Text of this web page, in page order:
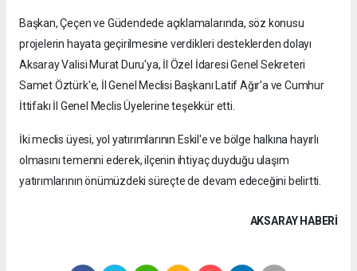
Başkan, Çeçen ve Güdendede açıklamalarında, söz konusu
projelerin hayata geçirilmesine verdikleri desteklerden dolayı
Aksaray Valisi Murat Duru'ya, İl Özel İdaresi Genel Sekreteri
Samet Öztürk'e, İl Genel Meclisi Başkanı Latif Ağır'a ve Cumhur
İttifakı İl Genel Meclis Üyelerine teşekkür etti.
İki meclis üyesi, yol yatırımlarının Eskil'e ve bölge halkına hayırlı
olmasını temenni ederek, ilçenin ihtiyaç duyduğu ulaşım
yatırımlarının önümüzdeki süreçte de devam edeceğini belirtti.
AKSARAY HABERİ